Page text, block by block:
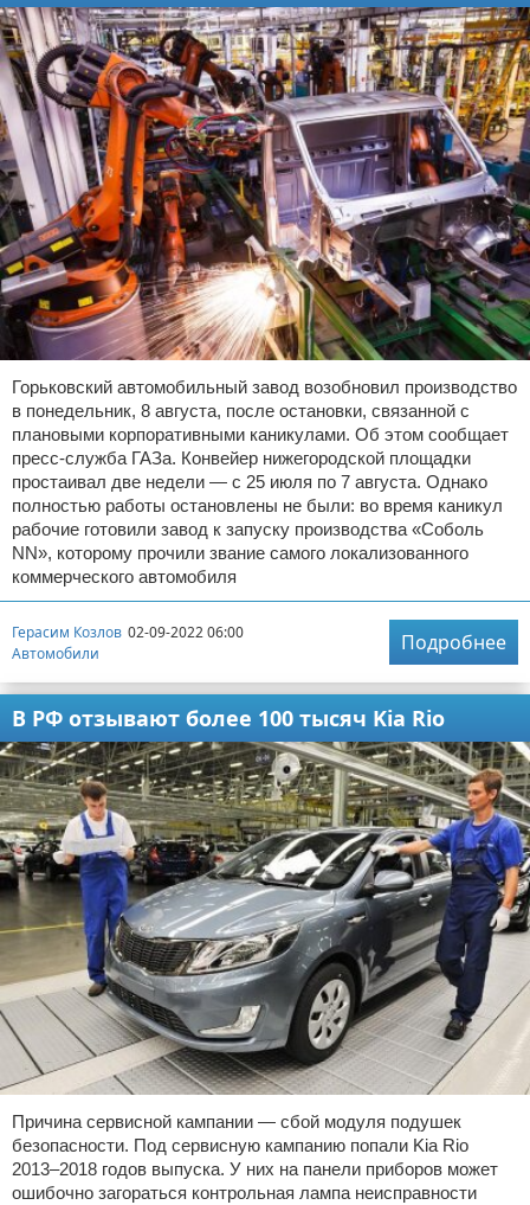
Горьковский автомобильный завод возобновил производство
в понедельник, 8 августа, после остановки, связанной с
плановыми корпоративными каникулами. Об этом сообщает
пресс-служба ГАЗа. Конвейер нижегородской площадки
простаивал две недели — с 25 июля по 7 августа. Однако
полностью работы остановлены не были: во время каникул
рабочие готовили завод к запуску производства «Соболь
NN», которому прочили звание самого локализованного
коммерческого автомобиля
Герасим Козлов 02-09-2022 06:00
Автомобили
Подробнее
В РФ отзывают более 100 тысяч Kia Rio
Причина сервисной кампании — сбой модуля подушек
безопасности. Под сервисную кампанию попали Kia Rio
2013–2018 годов выпуска. У них на панели приборов может
ошибочно загораться контрольная лампа неисправности